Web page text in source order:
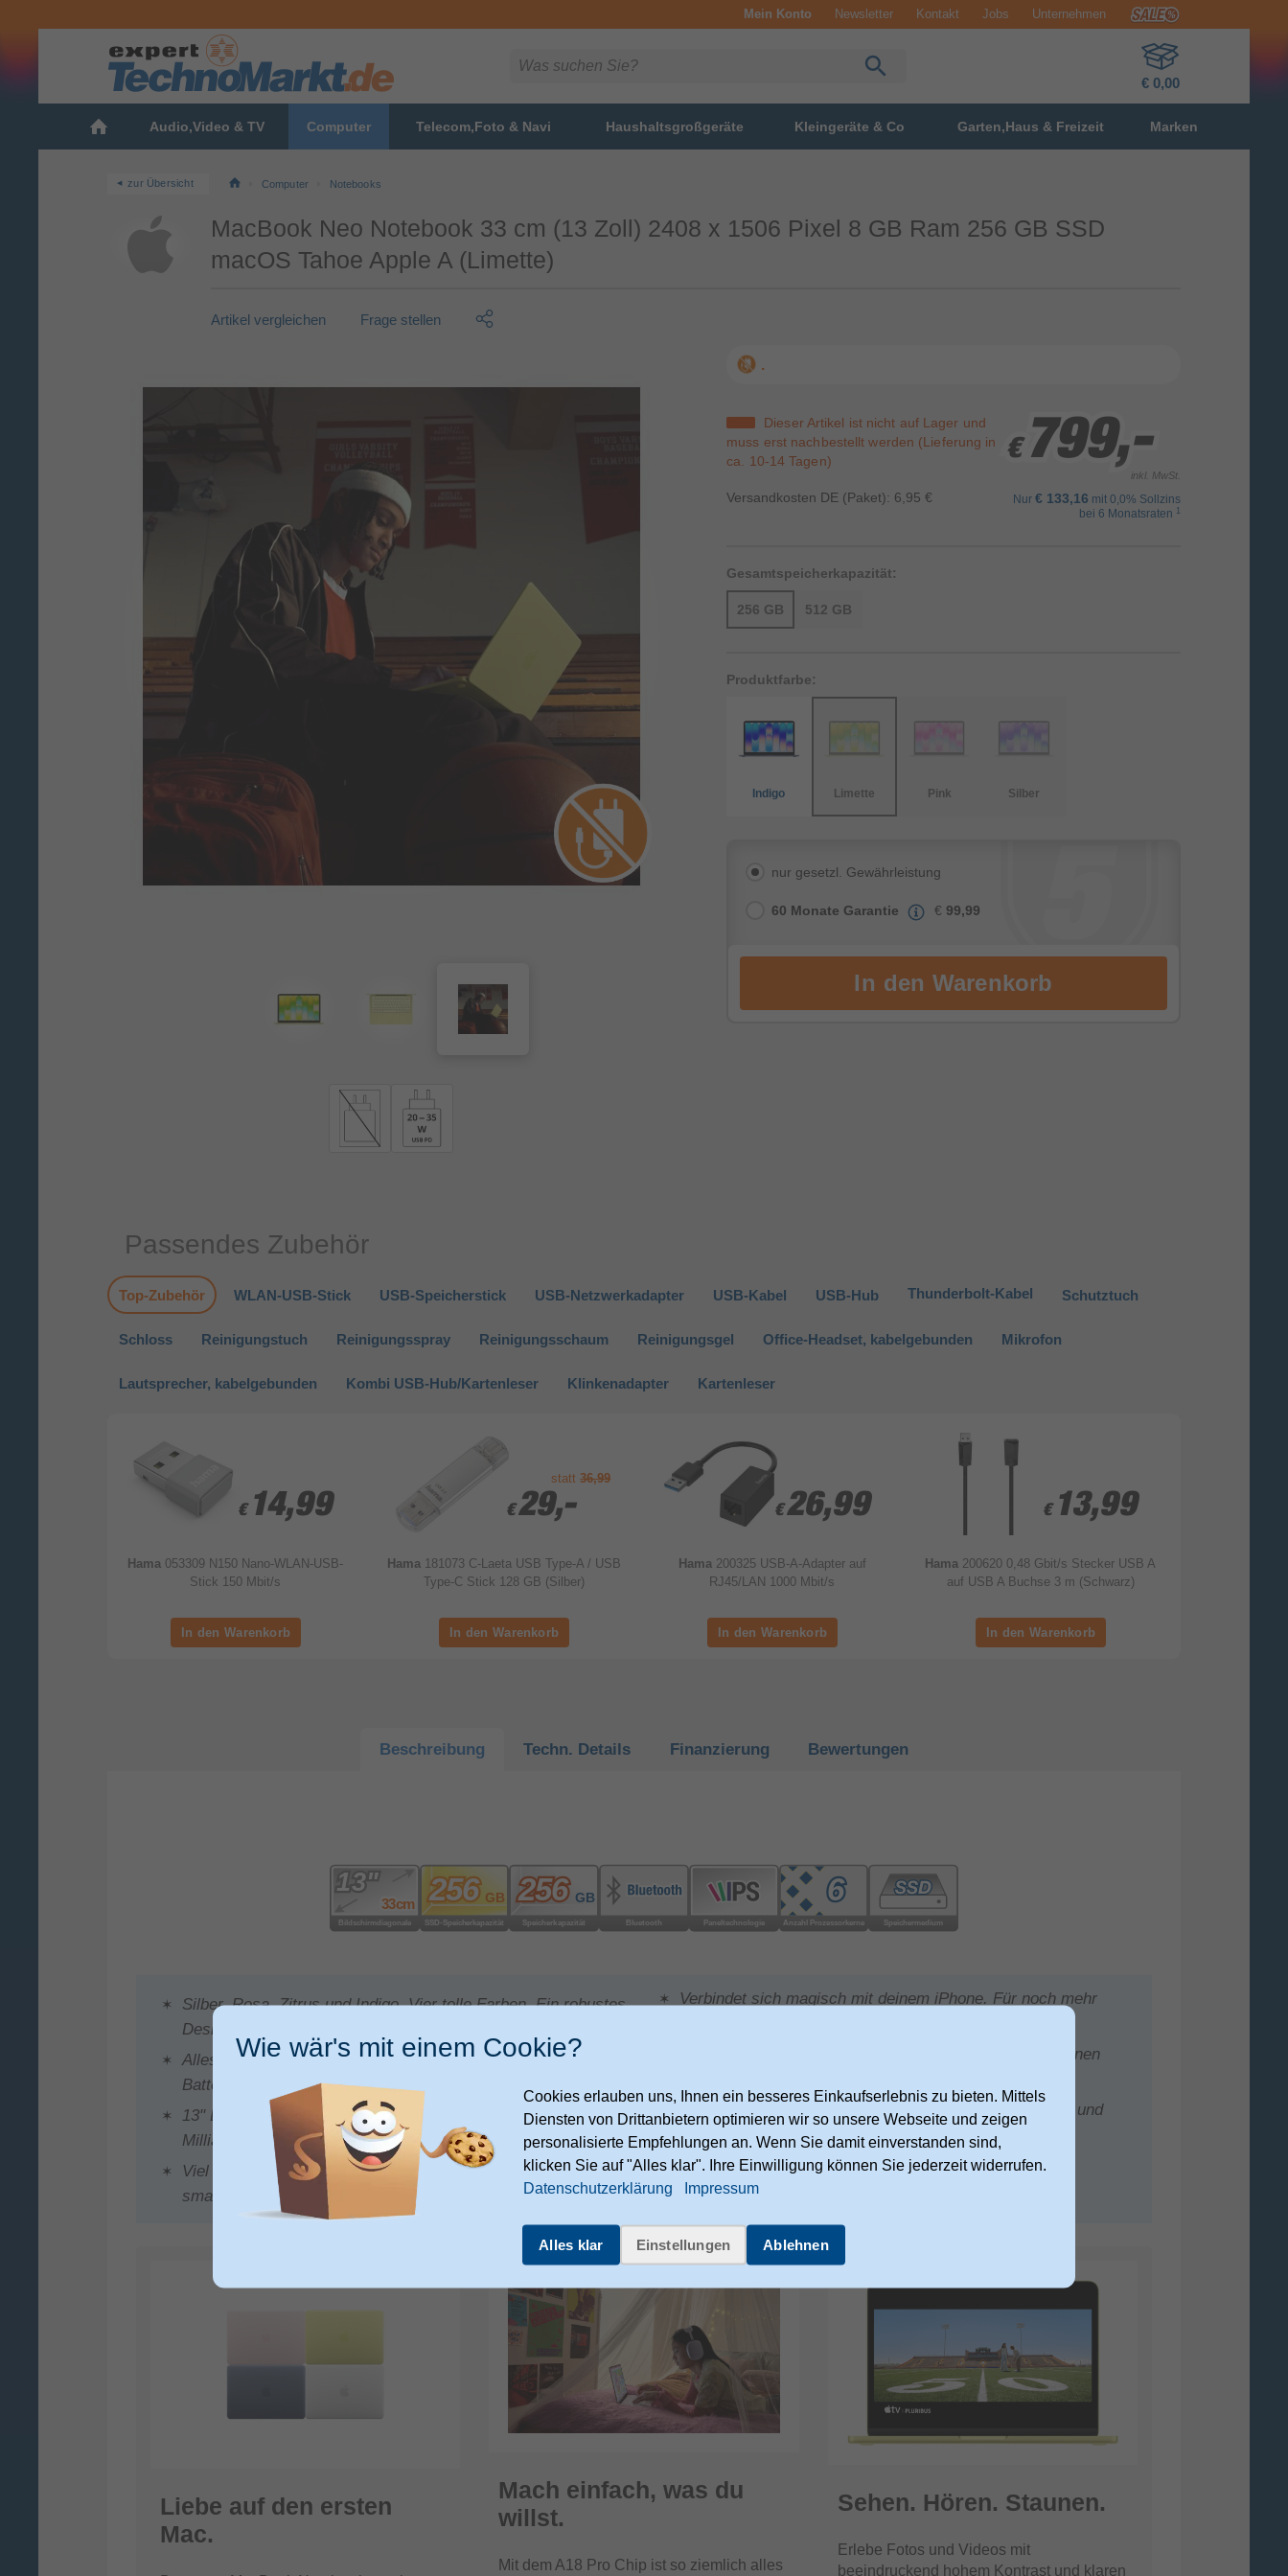
Mein Konto Newsletter Kontakt Jobs Unternehmen
€ 0,00
Audio,Video & TV Computer Telecom,Foto & Navi Haushaltsgroßgeräte Kleingeräte & Co Garten,Haus & Freizeit Marken
zur Übersicht Computer Notebooks
MacBook Neo Notebook 33 cm (13 Zoll) 2408 x 1506 Pixel 8 GB Ram 256 GB SSD
macOS Tahoe Apple A (Limette)
Artikel vergleichen Frage stellen
.
Dieser Artikel ist nicht auf Lager und
muss erst nachbestellt werden (Lieferung in
ca. 10-14 Tagen)
Versandkosten DE (Paket): 6,95 €
€799,-
€799,-
€799,-
inkl. MwSt.
Nur € 133,16 mit 0,0% Sollzins
bei 6 Monatsraten 1
Gesamtspeicherkapazität:
256 GB 512 GB
Produktfarbe:
Indigo Limette Pink Silber
nur gesetzl. Gewährleistung
60 Monate Garantie € 99,99
Passendes Zubehör
Top-Zubehör WLAN-USB-Stick USB-Speicherstick USB-Netzwerkadapter USB-Kabel USB-Hub Thunderbolt-Kabel Schutztuch
Schloss Reinigungstuch Reinigungsspray Reinigungsschaum Reinigungsgel Office-Headset, kabelgebunden Mikrofon
Lautsprecher, kabelgebunden Kombi USB-Hub/Kartenleser Klinkenadapter Kartenleser
€ 14,99
€ 14,99
Hama 053309 N150 Nano-WLAN-USB-
Stick 150 Mbit/s
statt36,99
€ 29,-
€ 29,-
Hama 181073 C-Laeta USB Type-A / USB
Type-C Stick 128 GB (Silber)
€ 26,99
€ 26,99
Hama 200325 USB-A-Adapter auf
RJ45/LAN 1000 Mbit/s
€ 13,99
€ 13,99
Hama 200620 0,48 Gbit/s Stecker USB A
auf USB A Buchse 3 m (Schwarz)
Beschreibung Techn. Details Finanzierung Bewertungen
Silber, Rosa, Zitrus und Indigo. Vier tolle Farben. Ein robustes
Design
Alles, was du machst, geht schneller. Mit bis zu 16 Stunden
Batterielaufzeit. Und jetzt kommst du
13" Liquid Retina Display. Unglaublich brillant und hell. Eine.
Milliarde. Farben. Klapp’s auf und sag Wow
Viel Power für KI und Apple Intelligence ist integriert. Richtig
smart
Verbindet sich magisch mit deinem iPhone. Für noch mehr
macOS. Einfach zu verwenden. Und kompatibel mit deinen
Kostenlose Software Updates. Datenschutz, Sicherheit und
Antivirus-Schutz integriert. Lehn dich zurück.
Liebe auf den ersten
Mac.
Mach einfach, was du
willst.
Mit dem A18 Pro Chip ist so ziemlich alles
Sehen. Hören. Staunen.
Erlebe Fotos und Videos mit
beeindruckend hohem Kontrast und klaren
Wie wär's mit einem Cookie?
Cookies erlauben uns, Ihnen ein besseres Einkaufserlebnis zu bieten. Mittels
Diensten von Drittanbietern optimieren wir so unsere Webseite und zeigen
personalisierte Empfehlungen an. Wenn Sie damit einverstanden sind,
klicken Sie auf "Alles klar". Ihre Einwilligung können Sie jederzeit widerrufen.
Datenschutzerklärung
Impressum
Alles klar Einstellungen Ablehnen